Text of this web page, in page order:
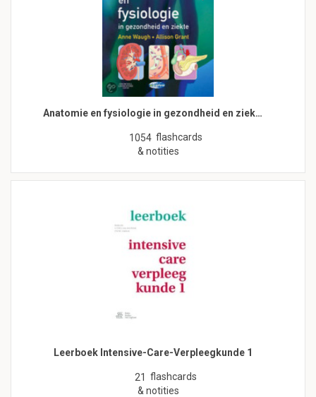
Anatomie en fysiologie in gezondheid en ziek…
1054 flashcards
& notities
Leerboek Intensive-Care-Verpleegkunde 1
21 flashcards
& notities